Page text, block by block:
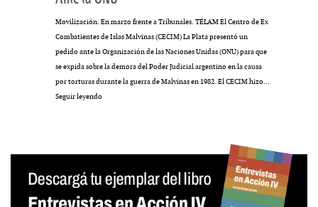
Movilización. En marzo frente a Tribunales. TÉLAM El Centro de Ex
Combatientes de Islas Malvinas (CECIM) La Plata presentó un
pedido ante la Organización de las Naciones Unidas (ONU) para que
se expida sobre la demora del Poder Judicial argentino en la causa
por torturas durante la guerra de Malvinas en 1982. El CECIM hizo…
Seguir leyendola